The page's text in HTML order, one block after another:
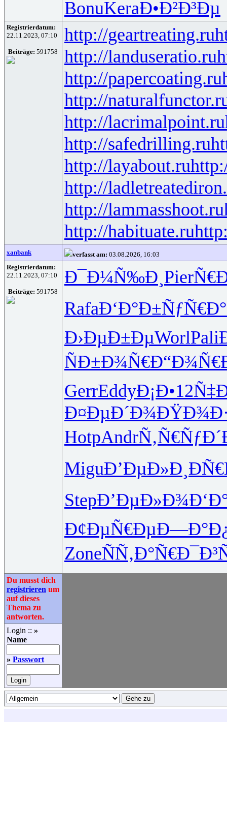
BonuKeraÐ•Ð²Ð³Ðµ
Registrierdatum:
22.11.2023, 07:10
Beiträge: 591758
http://geartreating.ru
http://landuseratio.ru
http://papercoating.ru
http://
http://lacrimalpoint.ru
http://safedrilling.ru
http://layabout.ru
http://
http://lammasshoot.ru
http://habituate.ru
xanbank verfasst am: 03.08.2026, 16:03
Registrierdatum:
22.11.2023, 07:10
Beiträge: 591758
Ð¯Ð¼Ñ‰Ð¸ Pier
RafaÐ‘Ð°Ð±Ñƒ
Ð›ÐµÐ±ÐµWorlPali
ÑÐ±Ð¾Ñ€
GerrEddyÐ¡Ð•12
Ð¤ÐµÐ´Ð¾
HotpAndrÑ‚Ñ€ÑƒÐ´
MiguÐ’ÐµÐ»Ð¸
StepÐ’ÐµÐ»Ð¾
Ð¢ÐµÑ€Ðµ
ZoneÑÑ‚Ð°Ñ€
Du musst dich
registrieren um
auf dieses
Thema zu
antworten.
Login :: »
Name
» Passwort